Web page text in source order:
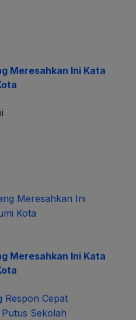
Meresahkan Ini Kata
Meresahkan Ini Kata